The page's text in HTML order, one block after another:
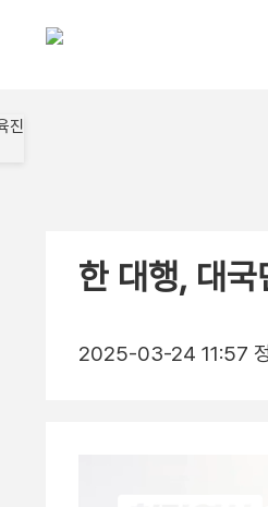
한 대행, 대
2025-03-24 11:57